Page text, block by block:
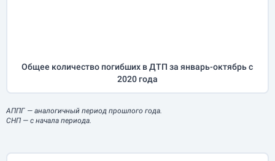
Общее количество погибших в ДТП заянварь-октябрьс
2020 года
АППГ — аналогичный период прошлого года.
СНП — с начала периода.